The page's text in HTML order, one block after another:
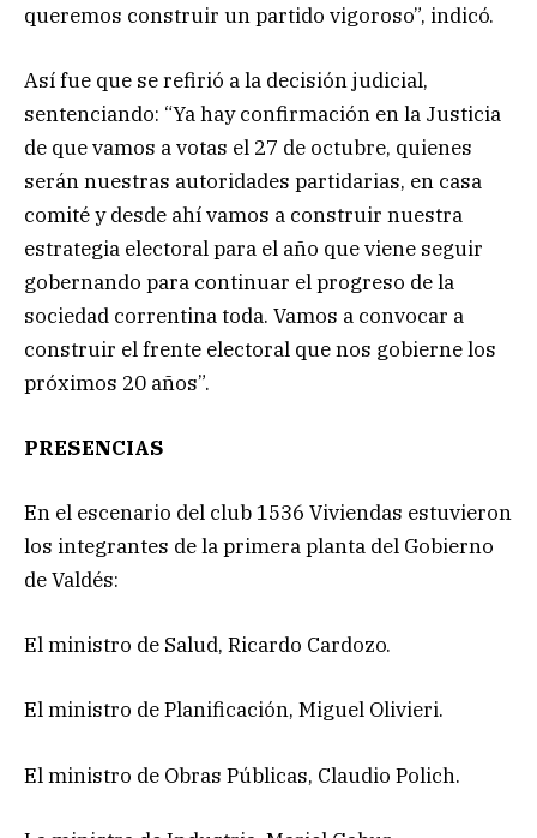
queremos construir un partido vigoroso”, indicó.
Así fue que se refirió a la decisión judicial,
sentenciando: “Ya hay confirmación en la Justicia
de que vamos a votas el 27 de octubre, quienes
serán nuestras autoridades partidarias, en casa
comité y desde ahí vamos a construir nuestra
estrategia electoral para el año que viene seguir
gobernando para continuar el progreso de la
sociedad correntina toda. Vamos a convocar a
construir el frente electoral que nos gobierne los
próximos 20 años”.
PRESENCIAS
En el escenario del club 1536 Viviendas estuvieron
los integrantes de la primera planta del Gobierno
de Valdés:
El ministro de Salud, Ricardo Cardozo.
El ministro de Planificación, Miguel Olivieri.
El ministro de Obras Públicas, Claudio Polich.